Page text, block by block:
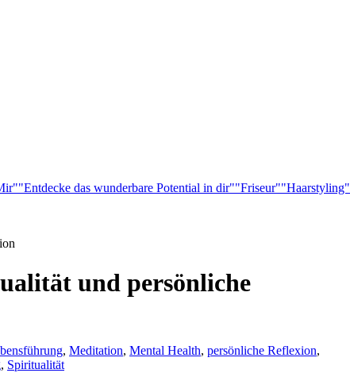
"Entdecke das wunderbare Potential in dir""Friseur""Haarstyling"
und persönliche
, Meditation, Mental Health, persönliche Reflexion,
, Spiritualität